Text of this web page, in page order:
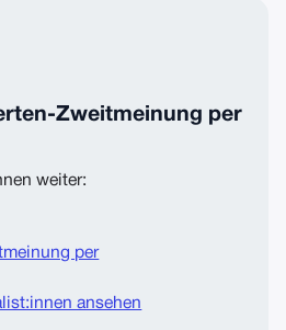
Zweitmeinung per
weiter:
per
ansehen